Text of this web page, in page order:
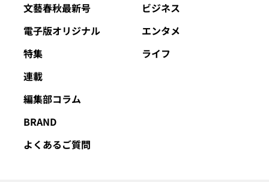
文藝春秋最新号
電子版オリジナル
特集
連載
編集部コラム
BRAND
よくあるご質問
ビジネス
エンタメ
ライフ